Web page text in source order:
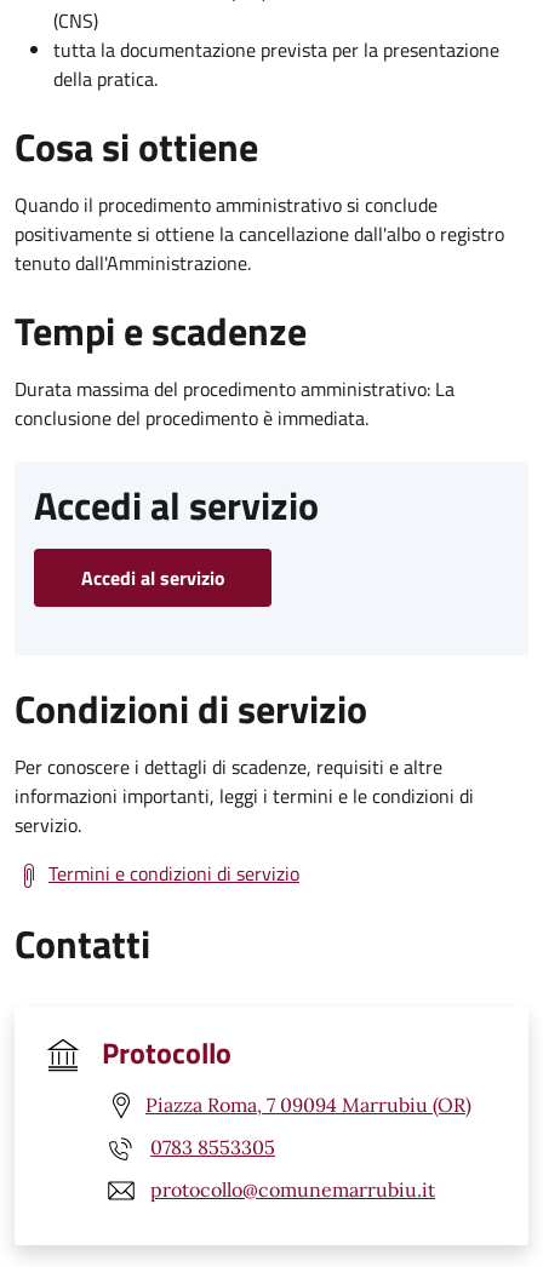
(CNS)
tutta la documentazione prevista per la presentazione
della pratica.
Cosa si ottiene
Quando il procedimento amministrativo si conclude
positivamente si ottiene la cancellazione dall'albo o registro
tenuto dall'Amministrazione.
Tempi e scadenze
Durata massima del procedimento amministrativo: La
conclusione del procedimento è immediata.
Accedi al servizio
Accedi al servizio
Condizioni di servizio
Per conoscere i dettagli di scadenze, requisiti e altre
informazioni importanti, leggi i termini e le condizioni di
servizio.
Termini e condizioni di servizio
Contatti
Protocollo
Piazza Roma, 7 09094 Marrubiu (OR)
0783 8553305
protocollo@comunemarrubiu.it